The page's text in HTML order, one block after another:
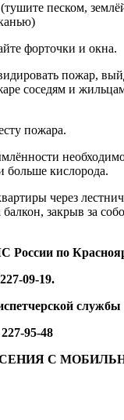
песком,
форточки и окна.
пожар,
соседям и
пожара.
больше кислорода.
через
закрыв за
России по
227-09-19.
службы
227-95-48
С